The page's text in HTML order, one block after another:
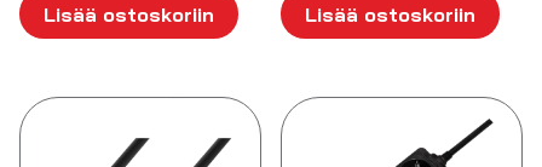
Lisää ostoskoriin Lisää ostoskoriin